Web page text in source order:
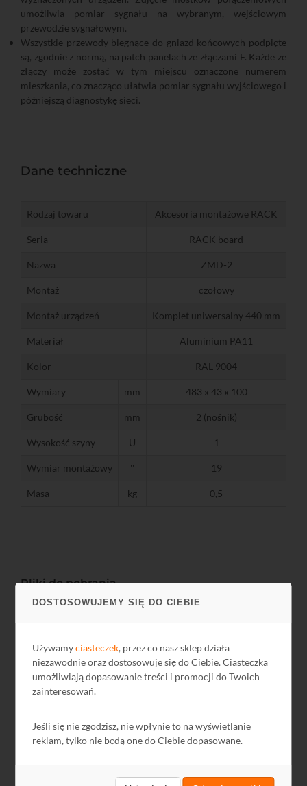
DOSTOSOWUJEMY SIĘ DO CIEBIE
Używamyciasteczek, przez co nasz sklep działa
niezawodnie oraz dostosowuje się do Ciebie. Ciasteczka
umożliwiają dopasowanie treści i promocji do Twoich
zainteresowań.
Jeśli się nie zgodzisz, nie wpłynie to na wyświetlanie
reklam, tylko nie będą one do Ciebie dopasowane.
umożliwia pomiar sygnału na wybranym, wejściowym
przewodzie sygnałowym.
Wszystkie przewody biegnące do gniazd końcowych podpięte
są, zgodnie z normą, na patch panelach ze złączami F. Każde ze
złączy może zostać w tym miejscu oznaczone numerem
mieszkania, co znacząco ułatwia pomiar sygnału wyjściowego i
późniejszą diagnostykę sieci.
Dane techniczne
Rodzaj towaru Akcesoria montażowe RACK
Seria RACK board
Nazwa ZMD-2
Montaż czołowy
Montaż urządzeń Komplet uniwersalny 440 mm
Materiał Aluminium PA11
Kolor RAL 9004
Wymiary mm 483 x 43 x 100
Grubość mm 2 (nośnik)
Wysokość szyny U 1
Wymiar montażowy '' 19
Masa kg 0,5
Pliki do pobrania
techniczny
EN
38,89 KB
20
Rysunek
techniczny
PL,
178,69
2019-05-
GPSR PL -
13